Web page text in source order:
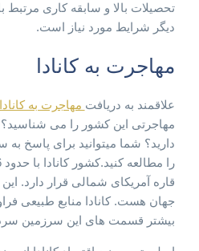
تحصیلات بالا و سابقه کاری مرتبط
دیگر شرایط مورد نیاز است.
مهاجرت به کانادا
علاقمند به دریافت مهاجرت به کانادا
مهاجرتی این کشور را می شناسید؟
دارید؟ شما میتوانید برای پاسخ
قاره آمریکای شمالی قرار دارد.
جهان هست. کانادا منابع طبیعی
بیشتر قسمت های این سرزمین